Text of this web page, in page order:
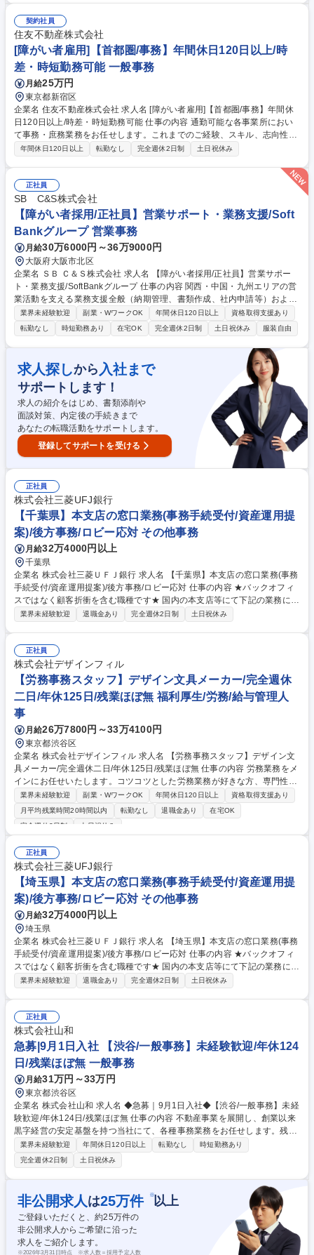
人事総務（労務管理、採用支援、備品管理、庶務等）、財務（出納、支払
処理、仕訳入力等）、法務（契約書チェック、管理等）における、ＰＣを
使用した各種事務手続きやデータ入力、社内サポート業務全般を担当しま
す。周囲のサポートのもと、できる業務から着実に進めていただけます。
募集職種 【障がい者採用/事務系オープンポジション】ハウス食品Gの専門
商社/未経験可
契約社員
住友不動産株式会社
[障がい者雇用]【首都圏/事務】年間休日120日以上/時
差・時短勤務可能 一般事務
月給25万円
東京都新宿区
企業名 住友不動産株式会社 求人名 [障がい者雇用]【首都圏/事務】年間休
日120日以上/時差・時短勤務可能 仕事の内容 通勤可能な各事業所におい
て事務・庶務業務をお任せします。これまでのご経験、スキル、志向性な
どを考慮して配属先を決定していきます。業界や事務職未経験の方も歓迎
コピー、ファイリング ・請求書作成、伝票起票 ・契約書内容の確認や作
成作業 ・交通費精算、出張手配、社用車管理 ・郵送物の仕分け、配送 等
募集職種 [障がい者雇用]【首都圏/事務】年間休日120日以上/時差・時短勤
務可能
年間休日120日以上 転勤なし 完全週休2日制 土日祝休み
正社員
SB C&S株式会社
【障がい者採用/正社員】営業サポート・業務支援/Soft
Bankグループ 営業事務
月給30万6000円～36万9000円
大阪府大阪市北区
企業名 ＳＢ Ｃ＆Ｓ株式会社 求人名 【障がい者採用/正社員】営業サポー
ト・業務支援/SoftBankグループ 仕事の内容 関西・中国・九州エリアの営
業活動を支える業務支援全般（納期管理、書類作成、社内申請等）および
AIツールを活用した業務効率化・プロセス改善、マニュアル整備等をお任
せします。 【詳細】営業支援業務（シリアル取得、納期調整、メーカー出
荷報告）/納期回答・納期管理/納品書・請求書等の書類作成・発行/押印申
請等の社内申請業務/各種事務・庶務業務/AIツールを活用した業務効率
化・業務改善/業務の標準化・マニュアル整備 【働き方】TeamsやGoogle
Chatを中心にコミュニケーションを実施しており、業務に慣れた後は週1
～2日程度の在宅勤務も可能です。 募集職種 【障がい者採用/正社員】営
業サポート・業務支援/SoftBankグループ
業界未経験歓迎 副業・WワークOK 年間休日120日以上
資格取得支援あり
転勤なし
時短勤務あり 在宅OK 完全週休2日制 土日祝休み 服装自由
求人探しから 入社まで
サポートします！
求人の紹介をはじめ、書類添削や
面談対策、内定後の手続きまで
あなたの転職活動をサポートします。
登録してサポートを受ける
正社員
株式会社三菱UFJ銀行
【千葉県】本支店の窓口業務(事務手続受付/資産運用提
案)/後方事務/ロビー応対 その他事務
月給32万4000円以上
千葉県
企業名 株式会社三菱ＵＦＪ銀行 求人名 【千葉県】本支店の窓口業務(事務
手続受付/資産運用提案)/後方事務/ロビー応対 仕事の内容 ★バックオフィ
スではなく顧客折衝を含む職種です★ 国内の本支店等にて下記の業務に従
事していただきます。 ■窓口/後方/ロビーにて事務手続等の受付・オペレ
に必ずご覧ください≫ ※記事 https://www.mysite.bk.mufg.jp/career/circle/
article17/ ※動画 https://youtu.be/H-S7HaJqqbg 募集職種 【千葉県】本支
店の窓口業務(事務手続受付/資産運用提案)/後方事務/ロビー応対
業界未経験歓迎 退職金あり 完全週休2日制 土日祝休み
正社員
株式会社デザインフィル
【労務事務スタッフ】デザイン文具メーカー/完全週休
二日/年休125日/残業ほぼ無 福利厚生/労務/給与管理人
事
月給26万7800円～33万4100円
東京都渋谷区
企業名 株式会社デザインフィル 求人名 【労務事務スタッフ】デザイン文
具メーカー/完全週休二日/年休125日/残業ほぼ無 仕事の内容 労務業務をメ
インにお任せいたします。コツコツとした労務業務が好きな方、専門性を
高めたい方お勧めです。外部に委託せず全て社内で完結する体制を整えて
いますので、実務を通じ幅広い経験を積むことが可能です。 【業務内容詳
細】・勤怠管理データの集計/チェック ・人事/給与システムの入力 ・給与
整 ・規程改定、その他労務に関する諸業務 ※総務グループの所属のた
め、代表電話・来客対応、郵便物、荷受け等 の総務業務のお手伝いも行っ
ていただきます。 募集職種 【労務事務スタッフ】デザイン文具メーカー/
完全週休二日/年休125日/残業ほぼ無
業界未経験歓迎 副業・WワークOK 年間休日120日以上
資格取得支援あり
月平均残業時間20時間以内
転勤なし 退職金あり
在宅OK
完全週休2日制
土日祝休み
正社員
株式会社三菱UFJ銀行
【埼玉県】本支店の窓口業務(事務手続受付/資産運用提
案)/後方事務/ロビー応対 その他事務
月給32万4000円以上
埼玉県
企業名 株式会社三菱ＵＦＪ銀行 求人名 【埼玉県】本支店の窓口業務(事務
手続受付/資産運用提案)/後方事務/ロビー応対 仕事の内容 ★バックオフィ
スではなく顧客折衝を含む職種です★ 国内の本支店等にて下記の業務に従
事していただきます。 ■窓口/後方/ロビーにて事務手続等の受付・オペレ
に必ずご覧ください≫ ※記事 https://www.mysite.bk.mufg.jp/career/circle/
article17/ ※動画 https://youtu.be/H-S7HaJqqbg 募集職種 【埼玉県】本支
店の窓口業務(事務手続受付/資産運用提案)/後方事務/ロビー応対
業界未経験歓迎 退職金あり 完全週休2日制 土日祝休み
正社員
株式会社山和
急募|9月1日入社 【渋谷/一般事務】未経験歓迎/年休124
日/残業ほぼ無 一般事務
月給31万円～33万円
東京都渋谷区
企業名 株式会社山和 求人名 ◆急募｜9月1日入社◆【渋谷/一般事務】未経
験歓迎/年休124日/残業ほぼ無 仕事の内容 不動産事業を展開し、創業以来
黒字経営の安定基盤を持つ当社にて、各種事務業務をお任せします。残業
がほぼ発生せず、連続した日程の有給取得が可能なため、WLBを整えたい
方にお勧めの環境です！ 入社後はOJTを通じて丁寧に研修を行いますの
で、事務未経験の方でも安心して臨むことができます。 【業務詳細】■電
話・来客対応 ■物件の鍵や社内の備品管理 ■データ入力や書類作成 ■契約
書などのファイリング ■郵送物の仕訳・発送 など 募集職種 ◆急募｜9月1
日入社◆【渋谷/一般事務】未経験歓迎/年休124日/残業ほぼ無
業界未経験歓迎 年間休日120日以上 転勤なし
時短勤務あり
完全週休2日制
土日祝休み
非公開求人 は25万件 ※以上
ご登録いただくと、約25万件の
非公開求人からご希望に沿った
求人をご紹介します。
※2026年3月31日時点 ※求人数＝採用予定人数